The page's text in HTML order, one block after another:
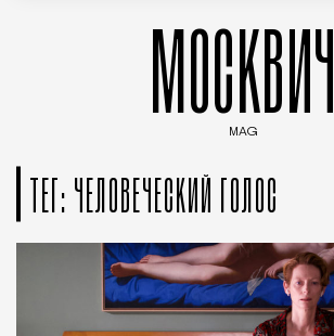
МОСКВИЧ
MAG
ТЕГ: ЧЕЛОВЕЧЕСКИЙ ГОЛОС